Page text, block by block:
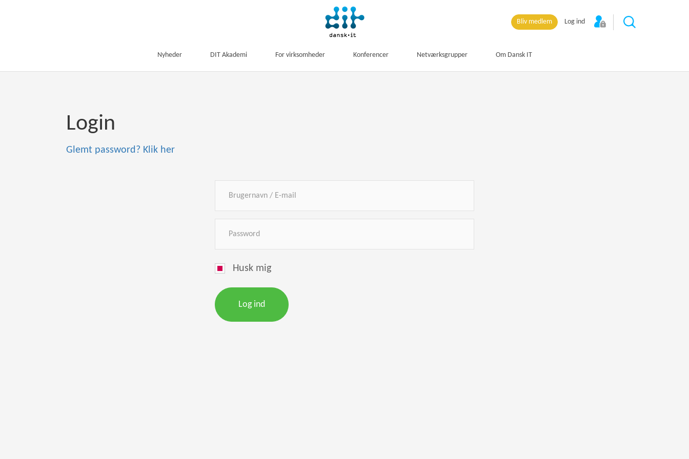
Bliv medlem Log ind
Nyheder DIT Akademi For virksomheder Konferencer Netværksgrupper Om Dansk IT
Login
Glemt password? Klik her
Husk mig
Log ind